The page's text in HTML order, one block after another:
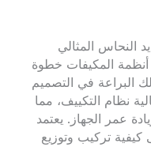
النحاس المثالي
المكيفات خطوة
البراعة في التصميم
نظام التكييف، مما
عمر الجهاز. يعتمد
كيفية تركيب وتوزيع